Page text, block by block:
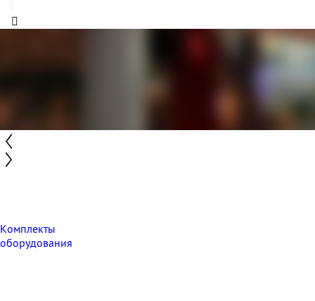
Комплекты
оборудования